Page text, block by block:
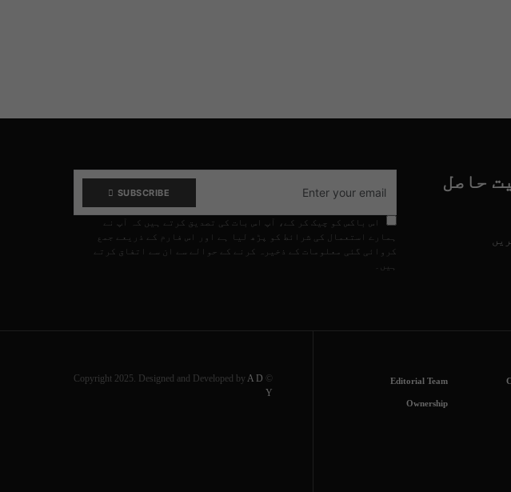
حاصل
SUBSCRIBE
اس باکس کو چیک کر کے، آپ اس بات کی تصدیق کرتے ہیں کہ آپ نے
ہمارے استعمال کی شرائط کو پڑھ لیا ہے اور اس فارم کے ذریعے جمع
کروائی گئی معلومات کے ذخیرہ کرنے کے حوالے سے ان سے اتفاق کرتے
ہیں۔
Editorial Team
Ownership
© Copyright 2025. Designed and Developed by
A D
Y